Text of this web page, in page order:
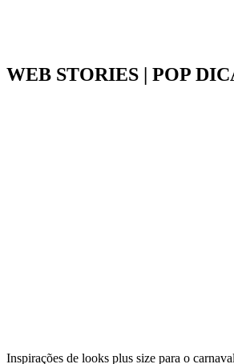
WEB STORIES | POP
Inspirações de looks plus size para o carnaval